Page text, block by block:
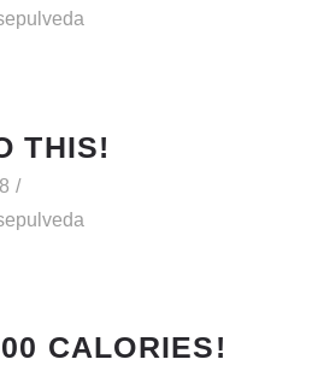
THIS!
CALORIES!